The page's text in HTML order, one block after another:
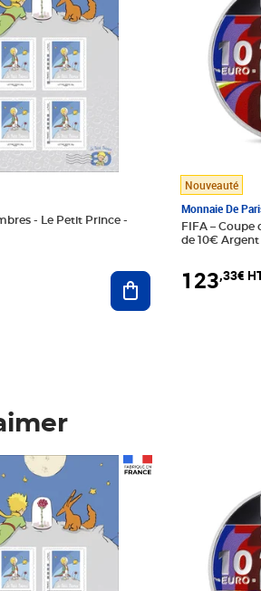
- Le Petit Prince -
Ajouter au panier
Nouveauté
Monnaie De
FIFA – Coupe
de 10€ Argent
123,33€